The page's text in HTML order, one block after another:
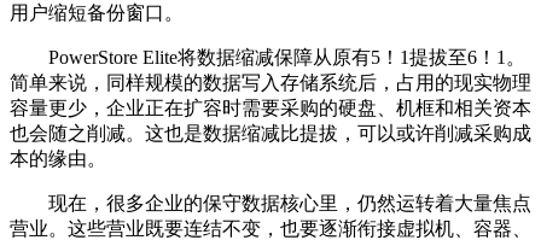
用户缩短备份窗口。
PowerStore Elite将数据缩减保障从原有5！1提拔至6！1。
简单来说，同样规模的数据写入存储系统后，占用的现实物理
容量更少，企业正在扩容时需要采购的硬盘、机框和相关资本
也会随之削减。这也是数据缩减比提拔，可以或许削减采购成
本的缘由。
现在，很多企业的保守数据核心里，仍然运转着大量焦点
营业。这些营业既要连结不变，也要逐渐衔接虚拟机、容器、